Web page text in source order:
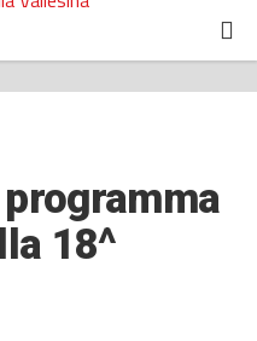
18^